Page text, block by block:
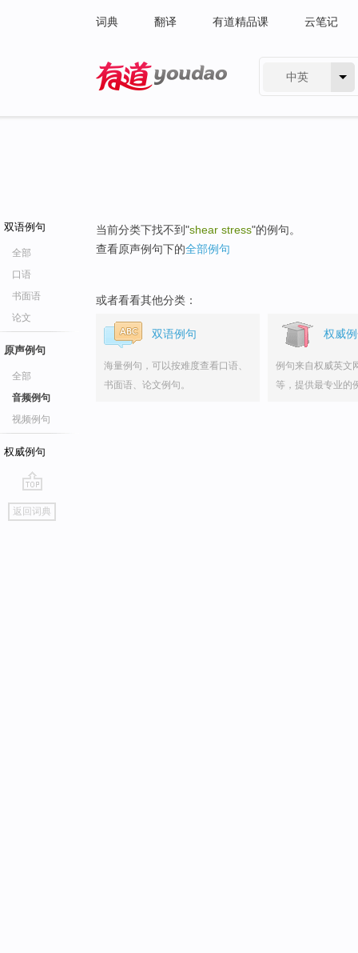
词典 翻译 有道精品课 云笔记
中英
双语例句
全部
口语
书面语
论文
原声例句
全部
音频例句
视频例句
权威例句
go
top
返回词典
当前分类下找不到"shear stress"的例句。
查看原声例句下的全部例句
或者看看其他分类：
双语例句
海量例句，可以按难度查看口语、
书面语、论文例句。
权威
例句来自权威英文
等，提供最专业的